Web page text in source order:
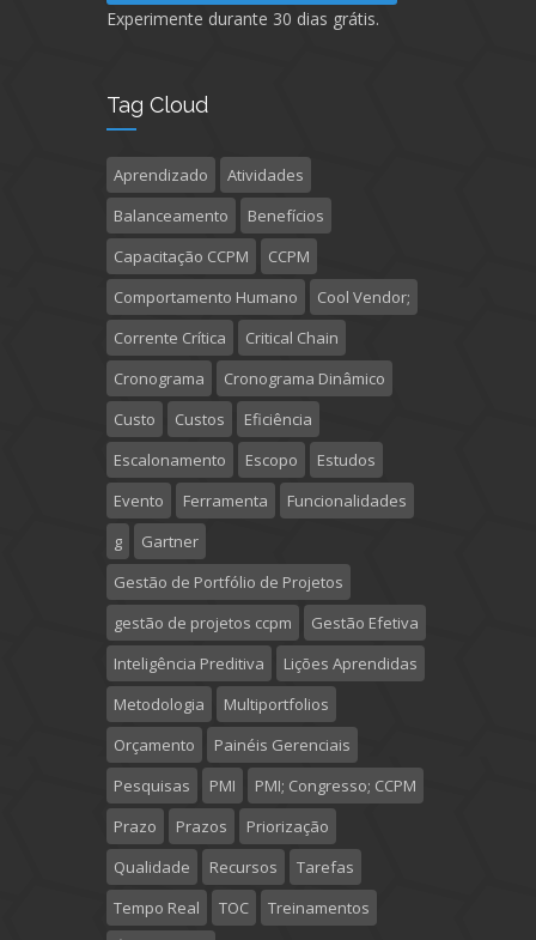
Experimente durante 30 dias grátis.
Tag Cloud
Aprendizado
Atividades
Balanceamento
Benefícios
Capacitação CCPM
CCPM
Comportamento Humano
Cool Vendor;
Corrente Crítica
Critical Chain
Cronograma
Cronograma Dinâmico
Custo
Custos
Eficiência
Escalonamento
Escopo
Estudos
Evento
Ferramenta
Funcionalidades
g
Gartner
Gestão de Portfólio de Projetos
gestão de projetos ccpm
Gestão Efetiva
Inteligência Preditiva
Lições Aprendidas
Metodologia
Multiportfolios
Orçamento
Painéis Gerenciais
Pesquisas
PMI
PMI; Congresso; CCPM
Prazo
Prazos
Priorização
Qualidade
Recursos
Tarefas
Tempo Real
TOC
Treinamentos